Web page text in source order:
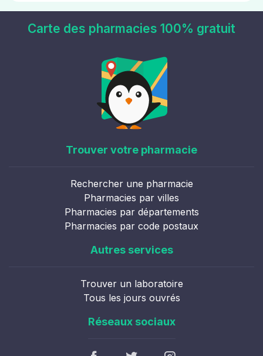
Carte des pharmacies 100% gratuit
Trouver votre pharmacie
Rechercher une pharmacie
Pharmacies par villes
Pharmacies par départements
Pharmacies par code postaux
Autres services
Trouver un laboratoire
Tous les jours ouvrés
Réseaux sociaux